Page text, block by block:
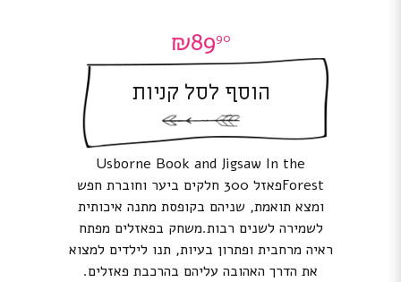
₪8990
הוסף לסל קניות
Usborne Book and Jigsaw In the
Forestפאזל 300 חלקים ביער וחוברת חפש
ומצא תואמת, שניהם בקופסת מתנה איכותית
לשמירה לשנים רבות.משחק בפאזלים מפתח
ראיה מרחבית ופתרון בעיות, תנו לילדים למצוא
את הדרך האהובה עליהם בהרכבת פאזלים.